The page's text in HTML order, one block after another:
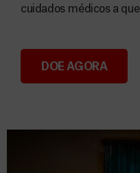
Donativos
cuidados médicos a
DOE AGORA